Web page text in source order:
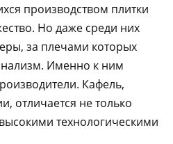
производством плитки
Но даже среди них
за плечами которых
Именно к ним
Кафель,
отличается не только
технологическими